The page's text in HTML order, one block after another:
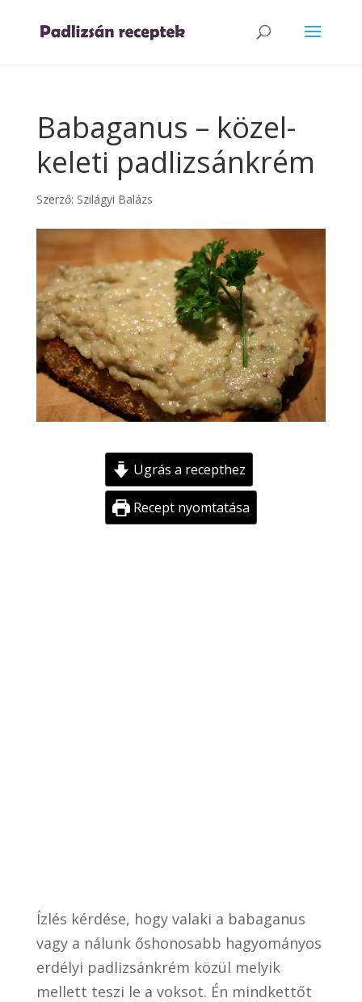
Babaganus – közel-
keleti padlizsánkrém
Szerző: Szilágyi Balázs
Ugrás a recepthez
Recept nyomtatása
Ízlés kérdése, hogy valaki a babaganus
vagy a nálunk őshonosabb hagyományos
erdélyi padlizsánkrém közül melyik
mellett teszi le a voksot. Én mindkettőt